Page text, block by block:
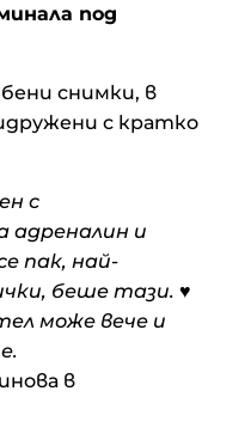
под
снимки, в
с кратко
с
адреналин и
пак, най-
беше тази. ♥️
може вече и
в